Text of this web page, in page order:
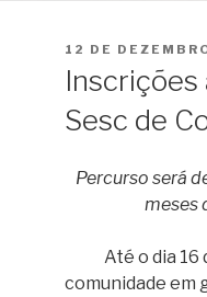
PUBLICADO
EM
12 DE
Inscrições
Sesc de
Percurso será
meses
Até o dia 16
comunidade em